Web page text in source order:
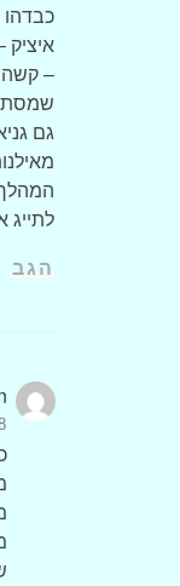
– קשה
גם
הגב
8